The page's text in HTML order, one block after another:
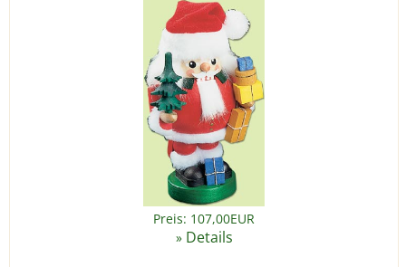
Preis: 107,00EUR
» Details